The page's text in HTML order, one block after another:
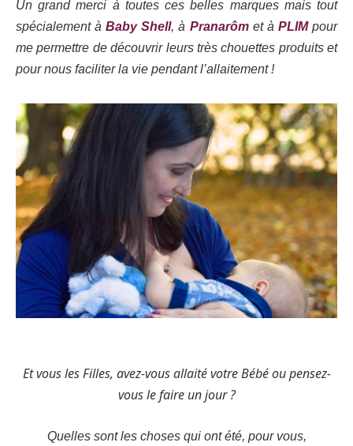
Un grand merci à toutes ces belles marques mais tout
spécialement à Baby Shell, à Pranarôm et à PLIMpour
me permettre de découvrir leurs très chouettes produits et
pour nous faciliter la vie pendant l’allaitement !
Et vous les Filles, avez-vous allaité votre Bébé ou pensez-
vous le faire un jour ?
Quelles sont les choses qui ont été, pour vous,